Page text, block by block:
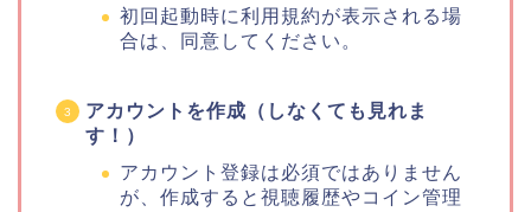
初回起動時に利用規約が表示される場
合は、同意してください。
アカウントを作成（しなくても見れま
す！）
アカウント登録は必須ではありません
が、作成すると視聴履歴やコイン管理